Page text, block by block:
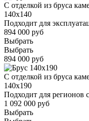
С отделкой из бруса
140x140
Подходит для
894 000 руб
Выбрать
Выбрать
894 000 руб
С отделкой из бруса
140x190
Подходит для регионов
1 092 000 руб
Выбрать